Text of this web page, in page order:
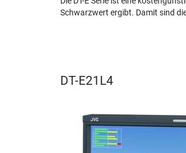
Schwarzwert ergibt. Damit sind
DT-E21L4